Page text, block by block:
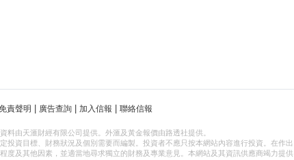
責聲明 廣告查詢 加入信報 聯絡信報
料由天滙財經有限公司提供。外滙及黃金報價由路透社提供。
資目標、財務狀況及個別需要而編製。投資者不應只按本網站內容進行投資。在作出
及其他因素，並適當地尋求獨立的財務及專業意見。本網站及其資訊供應商竭力提供